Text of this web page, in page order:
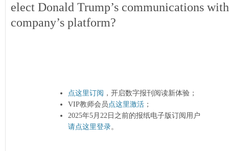
elect Donald Trump’s communications
company’s platform?
点这里订阅 ，开启数字报刊阅读新体验；
VIP教师会员点这里激活 ；
2025年5月22日之前的报纸电子版订阅用户
请点这里登录。